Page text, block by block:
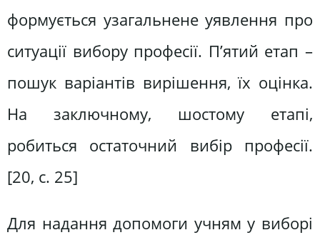
формується узагальнене уявлення про
ситуації вибору професії. П’ятий етап –
пошук варіантів вирішення, їх оцінка.
На заключному, шостому етапі,
робиться остаточний вибір професії.
[20, с. 25]
Для надання допомоги учням у виборі